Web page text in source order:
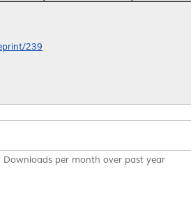
239
Downloads per month over past year